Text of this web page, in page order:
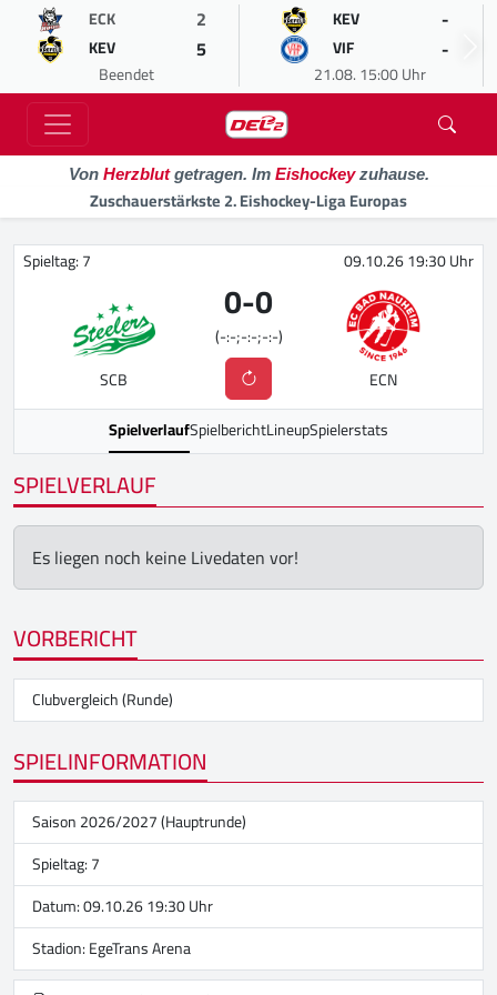
ECK 2
KEV 5
Beendet
KEV -
VIF -
21.08. 15:00 Uhr
Von Herzblutgetragen. Im Eishockeyzuhause.
Zuschauerstärkste 2. Eishockey-Liga Europas
Spieltag: 7 09.10.26 19:30 Uhr
SCB
0-0
(-:-;-:-;-:-)
ECN
SpielverlaufSpielberichtLineupSpielerstats
SPIELVERLAUF
Es liegen noch keine Livedaten vor!
VORBERICHT
Clubvergleich (Runde)
SPIELINFORMATION
Saison 2026/2027 (Hauptrunde)
Spieltag: 7
Datum: 09.10.26 19:30 Uhr
Stadion:EgeTrans Arena